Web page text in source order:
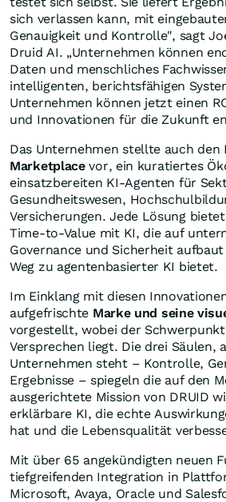
sich verlassen kann, mit
Genauigkeit und Kontrolle", sagt
Druid AI. „Unternehmen können
Daten und menschliches
intelligenten, berichtsfähigen
Unternehmen können jetzt einen
und Innovationen für die Zukunft
Das Unternehmen stellte auch den
Marketplacevor, ein kuratiertes
einsatzbereiten KI-Agenten für
Gesundheitswesen,
Versicherungen. Jede Lösung
Time-to-Value mit KI, die auf
Governance und Sicherheit
Weg zu agentenbasierter KI bietet.
Im Einklang mit diesen
aufgefrischte Marke und seine
vorgestellt, wobei der
Versprechen liegt. Die drei Säulen,
Unternehmen steht – Kontrolle,
Ergebnisse – spiegeln die auf den
ausgerichtete Mission von DRUID
erklärbare KI, die echte
hat und die Lebensqualität
Mit über 65 angekündigten neuen
tiefgreifenden Integration in
Microsoft, Avaya, Oracle und